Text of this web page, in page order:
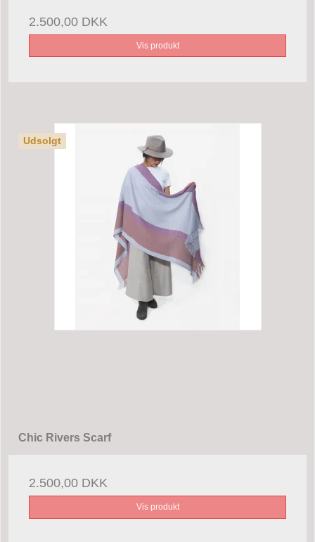
2.500,00 DKK
Vis produkt
Udsolgt
Chic Rivers Scarf
2.500,00 DKK
Vis produkt